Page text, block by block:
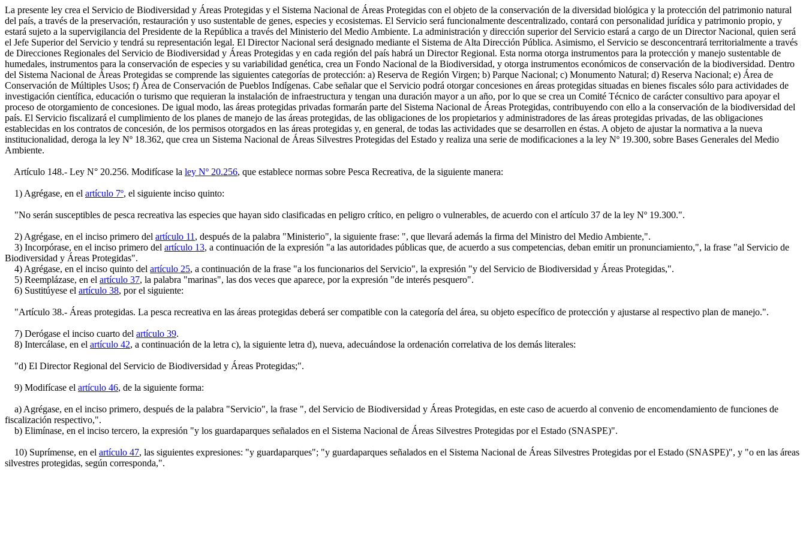
La presente ley crea el Servicio de Biodiversidad y Áreas Protegidas y el Sistema Nacional de Áreas Protegidas con el objeto de la conservación de la diversidad biológica y la protección del patrimonio natural
del país, a través de la preservación, restauración y uso sustentable de genes, especies y ecosistemas. El Servicio será funcionalmente descentralizado, contará con personalidad jurídica y patrimonio propio, y
estará sujeto a la supervigilancia del Presidente de la República a través del Ministerio del Medio Ambiente. La administración y dirección superior del Servicio estará a cargo de un Director Nacional, quien será
el Jefe Superior del Servicio y tendrá su representación legal. El Director Nacional será designado mediante el Sistema de Alta Dirección Pública. Asimismo, el Servicio se desconcentrará territorialmente a través
de Direcciones Regionales del Servicio de Biodiversidad y Áreas Protegidas y en cada región del país habrá un Director Regional. Esta norma otorga instrumentos para la protección y manejo sustentable de
humedales, instrumentos para la conservación de especies y su variabilidad genética, crea un Fondo Nacional de la Biodiversidad, y otorga instrumentos económicos de conservación de la biodiversidad. Dentro
del Sistema Nacional de Áreas Protegidas se comprende las siguientes categorías de protección: a) Reserva de Región Virgen; b) Parque Nacional; c) Monumento Natural; d) Reserva Nacional; e) Área de
Conservación de Múltiples Usos; f) Área de Conservación de Pueblos Indígenas. Cabe señalar que el Servicio podrá otorgar concesiones en áreas protegidas situadas en bienes fiscales sólo para actividades de
investigación científica, educación o turismo que requieran la instalación de infraestructura y tengan una duración mayor a un año, por lo que se crea un Comité Técnico de carácter consultivo para apoyar el
proceso de otorgamiento de concesiones. De igual modo, las áreas protegidas privadas formarán parte del Sistema Nacional de Áreas Protegidas, contribuyendo con ello a la conservación de la biodiversidad del
país. El Servicio fiscalizará el cumplimiento de los planes de manejo de las áreas protegidas, de las obligaciones de los propietarios y administradores de las áreas protegidas privadas, de las obligaciones
establecidas en los contratos de concesión, de los permisos otorgados en las áreas protegidas y, en general, de todas las actividades que se desarrollen en éstas. A objeto de ajustar la normativa a la nueva
institucionalidad, deroga la ley Nº 18.362, que crea un Sistema Nacional de Áreas Silvestres Protegidas del Estado y realiza una serie de modificaciones a la ley Nº 19.300, sobre Bases Generales del Medio
Ambiente.
Artículo 148.- Ley N° 20.256. Modifícase la ley Nº 20.256, que establece normas sobre Pesca Recreativa, de la siguiente manera:
1) Agrégase, en el artículo 7º, el siguiente inciso quinto:
"No serán susceptibles de pesca recreativa las especies que hayan sido clasificadas en peligro crítico, en peligro o vulnerables, de acuerdo con el artículo 37 de la ley Nº 19.300.".
2) Agrégase, en el inciso primero del artículo 11 , después de la palabra "Ministerio", la siguiente frase: ", que llevará además la firma del Ministro del Medio Ambiente,".
3) Incorpórase, en el inciso primero del artículo 13, a continuación de la expresión "a las autoridades públicas que, de acuerdo a sus competencias, deban emitir un pronunciamiento,", la frase "al Servicio de
Biodiversidad y Áreas Protegidas".
4) Agrégase, en el inciso quinto del artículo 25, a continuación de la frase "a los funcionarios del Servicio", la expresión "y del Servicio de Biodiversidad y Áreas Protegidas,".
5) Reemplázase, en el artículo 37, la palabra "marinas", las dos veces que aparece, por la expresión "de interés pesquero".
6) Sustitúyese el artículo 38, por el siguiente:
"Artículo 38.- Áreas protegidas. La pesca recreativa en las áreas protegidas deberá ser compatible con la categoría del área, su objeto específico de protección y ajustarse al respectivo plan de manejo.".
7) Derógase el inciso cuarto del artículo 39.
8) Intercálase, en el artículo 42, a continuación de la letra c), la siguiente letra d), nueva, adecuándose la ordenación correlativa de los demás literales:
"d) El Director Regional del Servicio de Biodiversidad y Áreas Protegidas;".
9) Modifícase el artículo 46, de la siguiente forma:
a) Agrégase, en el inciso primero, después de la palabra "Servicio", la frase ", del Servicio de Biodiversidad y Áreas Protegidas, en este caso de acuerdo al convenio de encomendamiento de funciones de
fiscalización respectivo,".
b) Elimínase, en el inciso tercero, la expresión "y los guardaparques señalados en el Sistema Nacional de Áreas Silvestres Protegidas por el Estado (SNASPE)".
10) Suprímense, en el artículo 47, las siguientes expresiones: "y guardaparques"; "y guardaparques señalados en el Sistema Nacional de Áreas Silvestres Protegidas por el Estado (SNASPE)", y "o en las áreas
silvestres protegidas, según corresponda,".